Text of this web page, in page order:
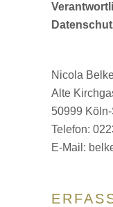
Nicola
Alte
50999
Telefon:
E‑Mail: